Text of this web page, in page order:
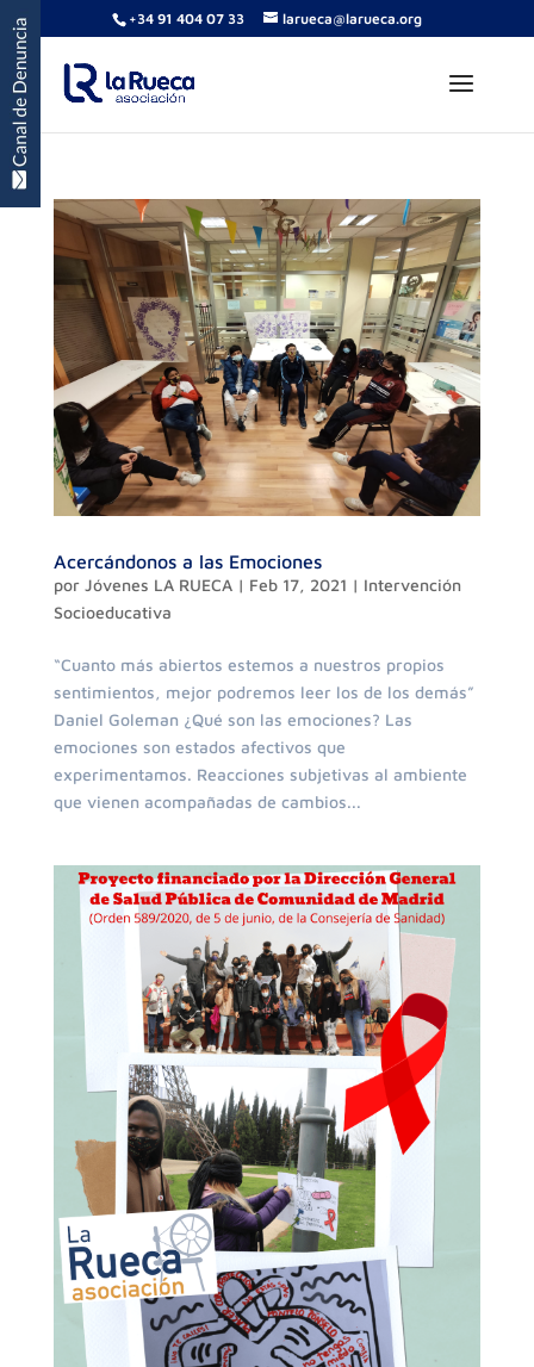
+34 91 404 07 33 larueca@larueca.org
Acercándonos a las Emociones
por Jóvenes LA RUECA| Feb 17, 2021 | Intervención
Socioeducativa
“Cuanto más abiertos estemos a nuestros propios
sentimientos, mejor podremos leer los de los demás”
Daniel Goleman ¿Qué son las emociones? Las
emociones son estados afectivos que
experimentamos. Reacciones subjetivas al ambiente
que vienen acompañadas de cambios...